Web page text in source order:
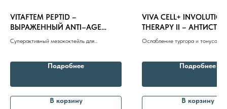
VITAFTEM PEPTID –
ВЫРАЖЕННЫЙ ANTI–AGE
ЭФФЕКТ 5ml
Суперактивный мезококтейль для
Подробнее
В корзину
VIVA CELL+ INVOLUTION
THERAPY II –
ОСВЕТЛЕНИЕ 5ml
Ослабление тургора и тонуса
Подробнее
В корзину